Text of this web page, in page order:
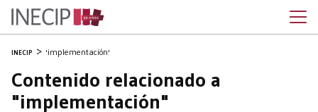
INECIP 'implementación'
Contenido relacionado a
"implementación"